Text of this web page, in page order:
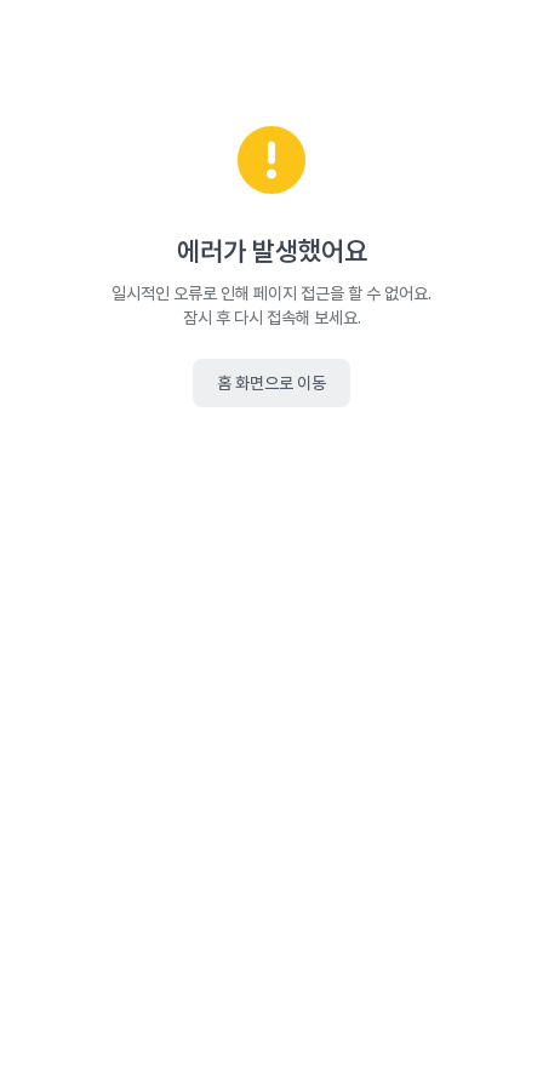
에러가 발생했어요
일시적인 오류로 인해 페이지 접근을 할 수 없어요.
잠시 후 다시 접속해 보세요.
홈 화면으로 이동